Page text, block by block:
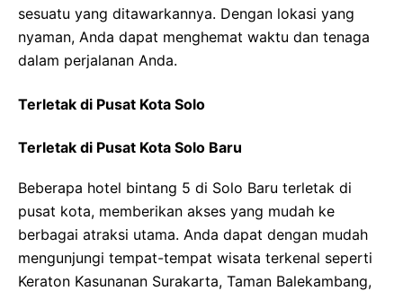
sesuatu yang ditawarkannya. Dengan lokasi yang
nyaman, Anda dapat menghemat waktu dan tenaga
dalam perjalanan Anda.
Terletak di Pusat Kota Solo
Terletak di Pusat Kota Solo Baru
Beberapa hotel bintang 5 di Solo Baru terletak di
pusat kota, memberikan akses yang mudah ke
berbagai atraksi utama. Anda dapat dengan mudah
mengunjungi tempat-tempat wisata terkenal seperti
Keraton Kasunanan Surakarta, Taman Balekambang,